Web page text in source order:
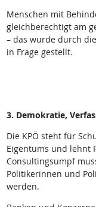
Menschen mit
gleichberechtigt am
– das wurde durch
in Frage gestellt.
3. Demokratie,
Die KPÖ steht für
Eigentums und lehnt
Consultingsumpf
Politikerinnen und
werden.